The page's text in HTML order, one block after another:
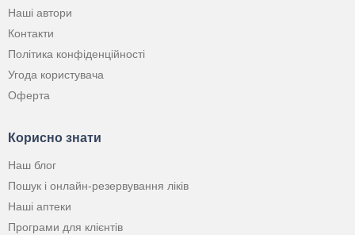
Наші автори
Контакти
Політика конфіденційності
Угода користувача
Оферта
Корисно знати
Наш блог
Пошук і онлайн-резервування ліків
Наші аптеки
Програми для клієнтів